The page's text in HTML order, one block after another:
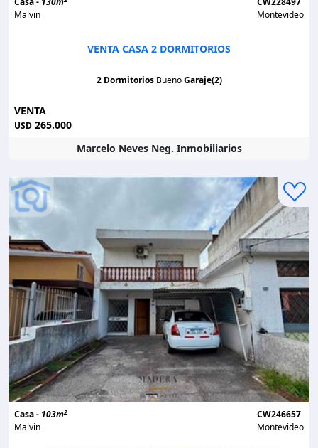
Malvin
Montevideo
VENTA CASA 2 DORMITORIOS
2 Dormitorios BuenoGaraje(2)
VENTA
USD 265.000
Marcelo Neves Neg. Inmobiliarios
Casa - 103m2
Malvin
CW246657
Montevideo